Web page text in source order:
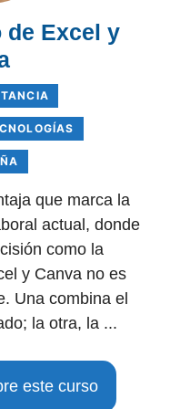
de Excel y
que marca la
actual, donde
como la
y Canva no es
Una combina el
la otra, la ...
este curso